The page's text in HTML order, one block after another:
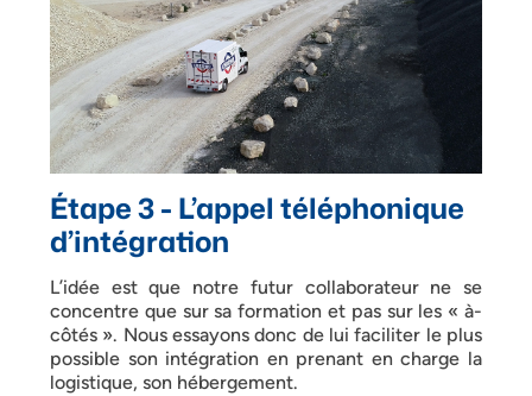
Étape 3 - L’appel téléphonique
d’intégration
L’idée est que notre futur collaborateur ne se
concentre que sur sa formation et pas sur les « à-
côtés ». Nous essayons donc de lui faciliter le plus
possible son intégration en prenant en charge la
logistique, son hébergement.